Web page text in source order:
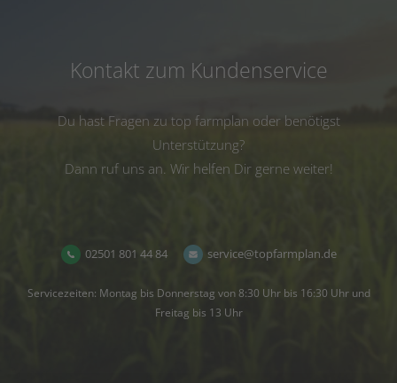
Kontakt zum Kundenservice
Du hast Fragen zu top farmplan oder benötigst
Unterstützung?
Dann ruf uns an. Wir helfen Dir gerne weiter!
02501 801 44 84 service@topfarmplan.de
Servicezeiten: Montag bis Donnerstag von 8:30 Uhr bis 16:30 Uhr und
Freitag bis 13 Uhr